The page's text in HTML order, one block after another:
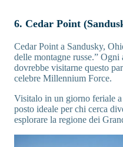
6. Cedar Point
Cedar Point a Sandusky,
delle montagne russe.”
dovrebbe visitarne questo
celebre Millennium Force.
Visitalo in un giorno feriale
posto ideale per chi cerca
esplorare la regione dei